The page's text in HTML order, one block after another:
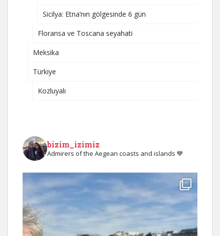
Sicilya: Etna’nın gölgesinde 6 gün
Floransa ve Toscana seyahati
Meksika
Türkiye
Kozluyalı
bizim_izimiz
Admirers of the Aegean coasts and islands 💙